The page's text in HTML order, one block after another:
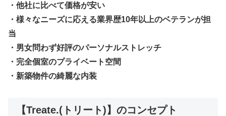
・他社に比べて価格が安い
・様々なニーズに応える業界歴10年以上のベテランが担
当
・男女問わず好評のパーソナルストレッチ
・完全個室のプライベート空間
・新築物件の綺麗な内装
【Treate.(トリート)】のコンセプト